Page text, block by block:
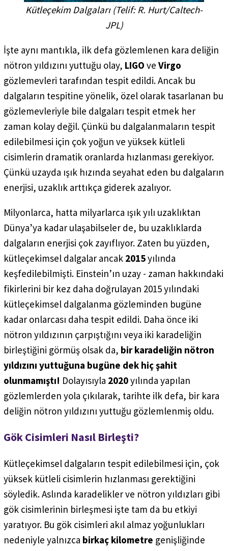
Kütleçekim Dalgaları (Telif: R. Hurt/Caltech-
JPL)
İşte aynı mantıkla, ilk defa gözlemlenen kara deliğin
nötron yıldızını yuttuğu olay, LIGO ve Virgo
gözlemevleri tarafından tespit edildi. Ancak bu
dalgaların tespitine yönelik, özel olarak tasarlanan bu
gözlemevleriyle bile dalgaları tespit etmek her
zaman kolay değil. Çünkü bu dalgalanmaların tespit
edilebilmesi için çok yoğun ve yüksek kütleli
cisimlerin dramatik oranlarda hızlanması gerekiyor.
Çünkü uzayda ışık hızında seyahat eden bu dalgaların
enerjisi, uzaklık arttıkça giderek azalıyor.
Milyonlarca, hatta milyarlarca ışık yılı uzaklıktan
Dünya’ya kadar ulaşabilseler de, bu uzaklıklarda
dalgaların enerjisi çok zayıflıyor. Zaten bu yüzden,
kütleçekimsel dalgalar ancak 2015yılında
keşfedilebilmişti. Einstein’ın uzay - zaman hakkındaki
fikirlerini bir kez daha doğrulayan 2015 yılındaki
kütleçekimsel dalgalanma gözleminden bugüne
kadar onlarcası daha tespit edildi. Daha önce iki
nötron yıldızının çarpıştığını veya iki karadeliğin
birleştiğini görmüş olsak da, bir karadeliğin nötron
yıldızını yuttuğuna bugüne dek hiç şahit
olunmamıştı! Dolayısıyla 2020yılında yapılan
gözlemlerden yola çıkılarak, tarihte ilk defa, bir kara
deliğin nötron yıldızını yuttuğu gözlemlenmiş oldu.
Gök Cisimleri Nasıl Birleşti?
Kütleçekimsel dalgaların tespit edilebilmesi için, çok
yüksek kütleli cisimlerin hızlanması gerektiğini
söyledik. Aslında karadelikler ve nötron yıldızları gibi
gök cisimlerinin birleşmesi işte tam da bu etkiyi
yaratıyor. Bu gök cisimleri akıl almaz yoğunlukları
nedeniyle yalnızca birkaç kilometre genişliğinde